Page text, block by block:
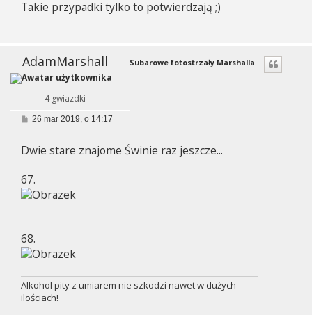
t
Takie przypadki tylko to potwierdzają ;)
AdamMarshall
4 gwiazdki
Subarowe fotostrzały Marshalla
P
t
26 mar 2019, o 14:17
Dwie stare znajome Świnie raz jeszcze...
67.
68.
Alkohol pity z umiarem nie szkodzi nawet w dużych
ilościach!